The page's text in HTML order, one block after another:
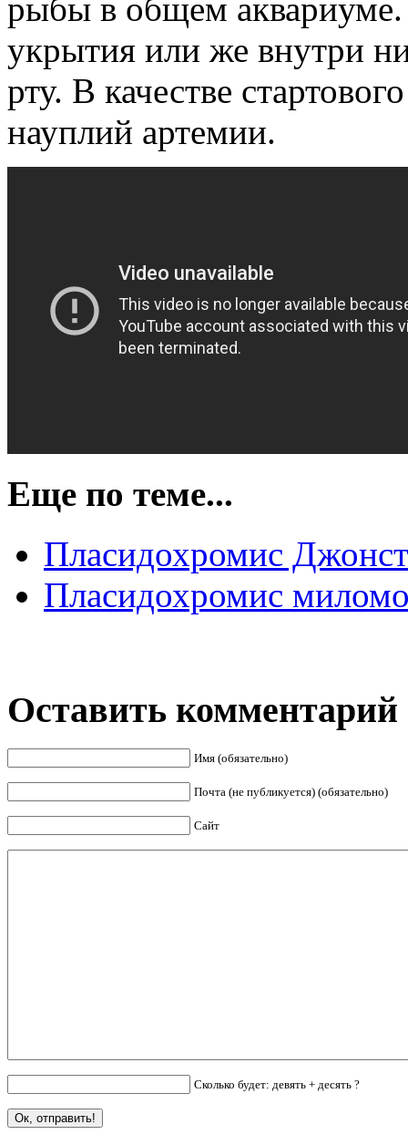
рыбы в общем аквариуме.
укрытия или же внутри
рту. В качестве
науплий артемии.
Еще по теме...
Пласидохромис
Плаcидохромис
Оставить комментарий
Имя (обязательно)
Почта (не публикуется) (обязательно)
Сайт
Сколько будет: девять + десять ?